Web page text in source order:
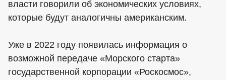
власти говорили об экономических условиях,
которые будут аналогичны американским.
Уже в 2022 году появилась информация о
возможной передаче «Морского старта»
государственной корпорации «Роскосмос»,